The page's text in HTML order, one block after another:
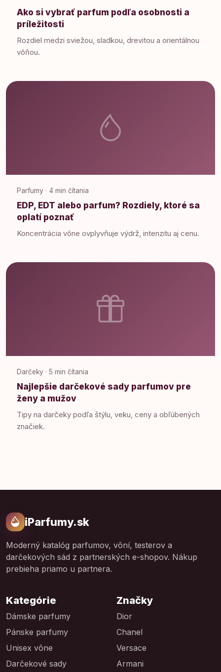
Ako si vybrať parfum podľa osobnosti a
príležitosti
Rozdiel medzi sviežou, sladkou, drevitou a orientálnou
vôňou.
Parfumy · 4 min čítania
EDP, EDT alebo parfum? Rozdiely, ktoré sa
oplatí poznať
Koncentrácia vône ovplyvňuje výdrž, intenzitu aj cenu.
Darčeky · 5 min čítania
Najlepšie darčekové sady parfumov pre
ženy a mužov
Tipy na darčeky podľa štýlu, veku, ceny a obľúbených
značiek.
iParfumy.sk
Moderný katalóg parfumov, vôní, testerov a
darčekových sád z partnerských e-shopov. Nákup
prebieha priamo u partnera.
Kategórie
Dámske parfumy
Pánske parfumy
Unisex vône
Darčekové sady
Značky
Dior
Chanel
Versace
Armani